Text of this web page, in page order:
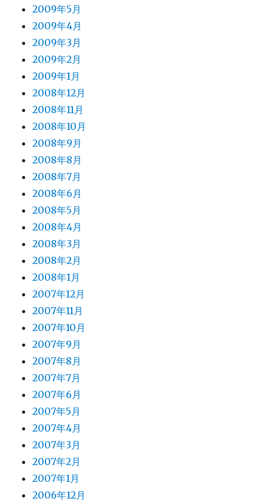
2009年5月
2009年4月
2009年3月
2009年2月
2009年1月
2008年12月
2008年11月
2008年10月
2008年9月
2008年8月
2008年7月
2008年6月
2008年5月
2008年4月
2008年3月
2008年2月
2008年1月
2007年12月
2007年11月
2007年10月
2007年9月
2007年8月
2007年7月
2007年6月
2007年5月
2007年4月
2007年3月
2007年2月
2007年1月
2006年12月